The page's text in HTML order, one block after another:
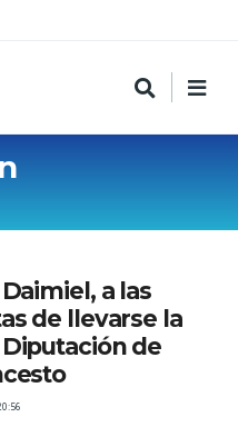
Daimiel, a las
de llevarse la
Diputación de